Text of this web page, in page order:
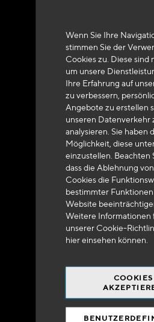
Wenn Sie Ihre
stimmen Sie der
Cookies zu. Diese sind
um unsere
Ihre Erfahrung auf
zu verbessern,
Angebote zu erstellen
unseren Datenverkehr
analysieren. Sie haben
Möglichkeit, diese
einzustellen. Beachten
dass die Ablehnung
Cookies die
bestimmter
Website
Weitere Informationen
unserer Cookie-
hiereinsehen können.
COOKIES
+33 (0)4 79 72 62
Lieferung innerhalb von
Metropolitan-